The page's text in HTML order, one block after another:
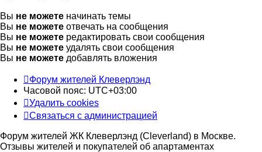
Вы не можете начинать темы
Вы не можете отвечать на сообщения
Вы не можете редактировать свои сообщения
Вы не можете удалять свои сообщения
Вы не можете добавлять вложения
Форум жителей Клеверлэнд
Часовой пояс: UTC+03:00
Удалить cookies
Связаться с администрацией
Форум жителей ЖК Клеверлэнд (Cleverland) в Москве.
Отзывы жителей и покупателей об апартаментах